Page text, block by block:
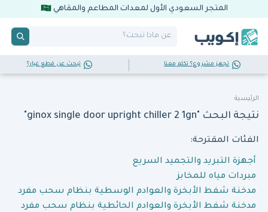
المتجر السعودي الأول لمعدات المطاعم والمقاهي
تجهز مشروع؟ تكلم معنا تبحث عن قطع غيار؟
الرئيسية
نتيجة البحث "ginox single door upright chiller 2 1gn"
الفئات المقترحة:
أجهزة التبريد والتجميد السريع
مبردات مياه للمخابز
مدخنة شفط الأبخرة والعوادم الوسطية بنظام سحب مفرد
مدخنة شفط الأبخرة والعوادم الحائطية بنظام سحب مفرد